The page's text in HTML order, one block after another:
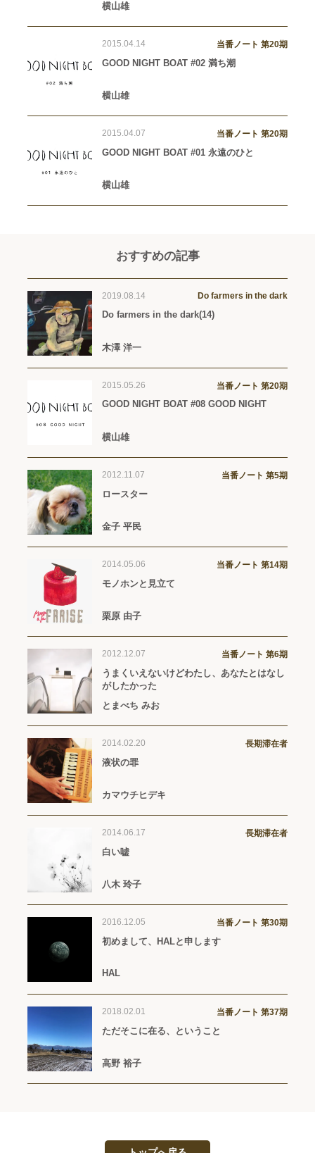
横山雄
2015.04.14 当番ノート 第20期
GOOD NIGHT BOAT #02 満ち潮
横山雄
2015.04.07 当番ノート 第20期
GOOD NIGHT BOAT #01 永遠のひと
横山雄
おすすめの記事
2019.08.14 Do farmers in the dark
Do farmers in the dark(14)
木澤 洋一
2015.05.26 当番ノート 第20期
GOOD NIGHT BOAT #08 GOOD NIGHT
横山雄
2012.11.07 当番ノート 第5期
ロースター
金子 平民
2014.05.06 当番ノート 第14期
モノホンと見立て
栗原 由子
2012.12.07 当番ノート 第6期
うまくいえないけどわたし、あなたとはなし
がしたかった
とまべち みお
2014.02.20 長期滞在者
液状の罪
カマウチヒデキ
2014.06.17 長期滞在者
白い嘘
八木 玲子
2016.12.05 当番ノート 第30期
初めまして、HALと申します
HAL
2018.02.01 当番ノート 第37期
ただそこに在る、ということ
高野 裕子